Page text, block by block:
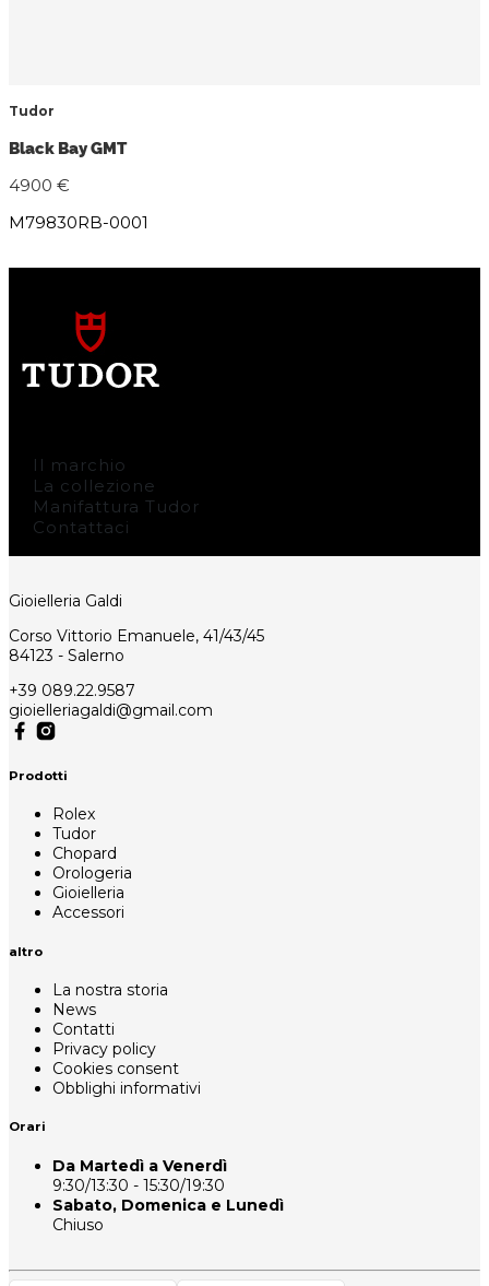
Tudor
Black Bay GMT
4900 €
M79830RB-0001
Il marchio
La collezione
Manifattura Tudor
Contattaci
Gioielleria Galdi
Corso Vittorio Emanuele, 41/43/45
84123 - Salerno
+39 089.22.9587
gioielleriagaldi@gmail.com
Prodotti
Rolex
Tudor
Chopard
Orologeria
Gioielleria
Accessori
altro
La nostra storia
News
Contatti
Privacy policy
Cookies consent
Obblighi informativi
Orari
Da Martedì a Venerdì
9:30/13:30 - 15:30/19:30
Sabato, Domenica e Lunedì
Chiuso